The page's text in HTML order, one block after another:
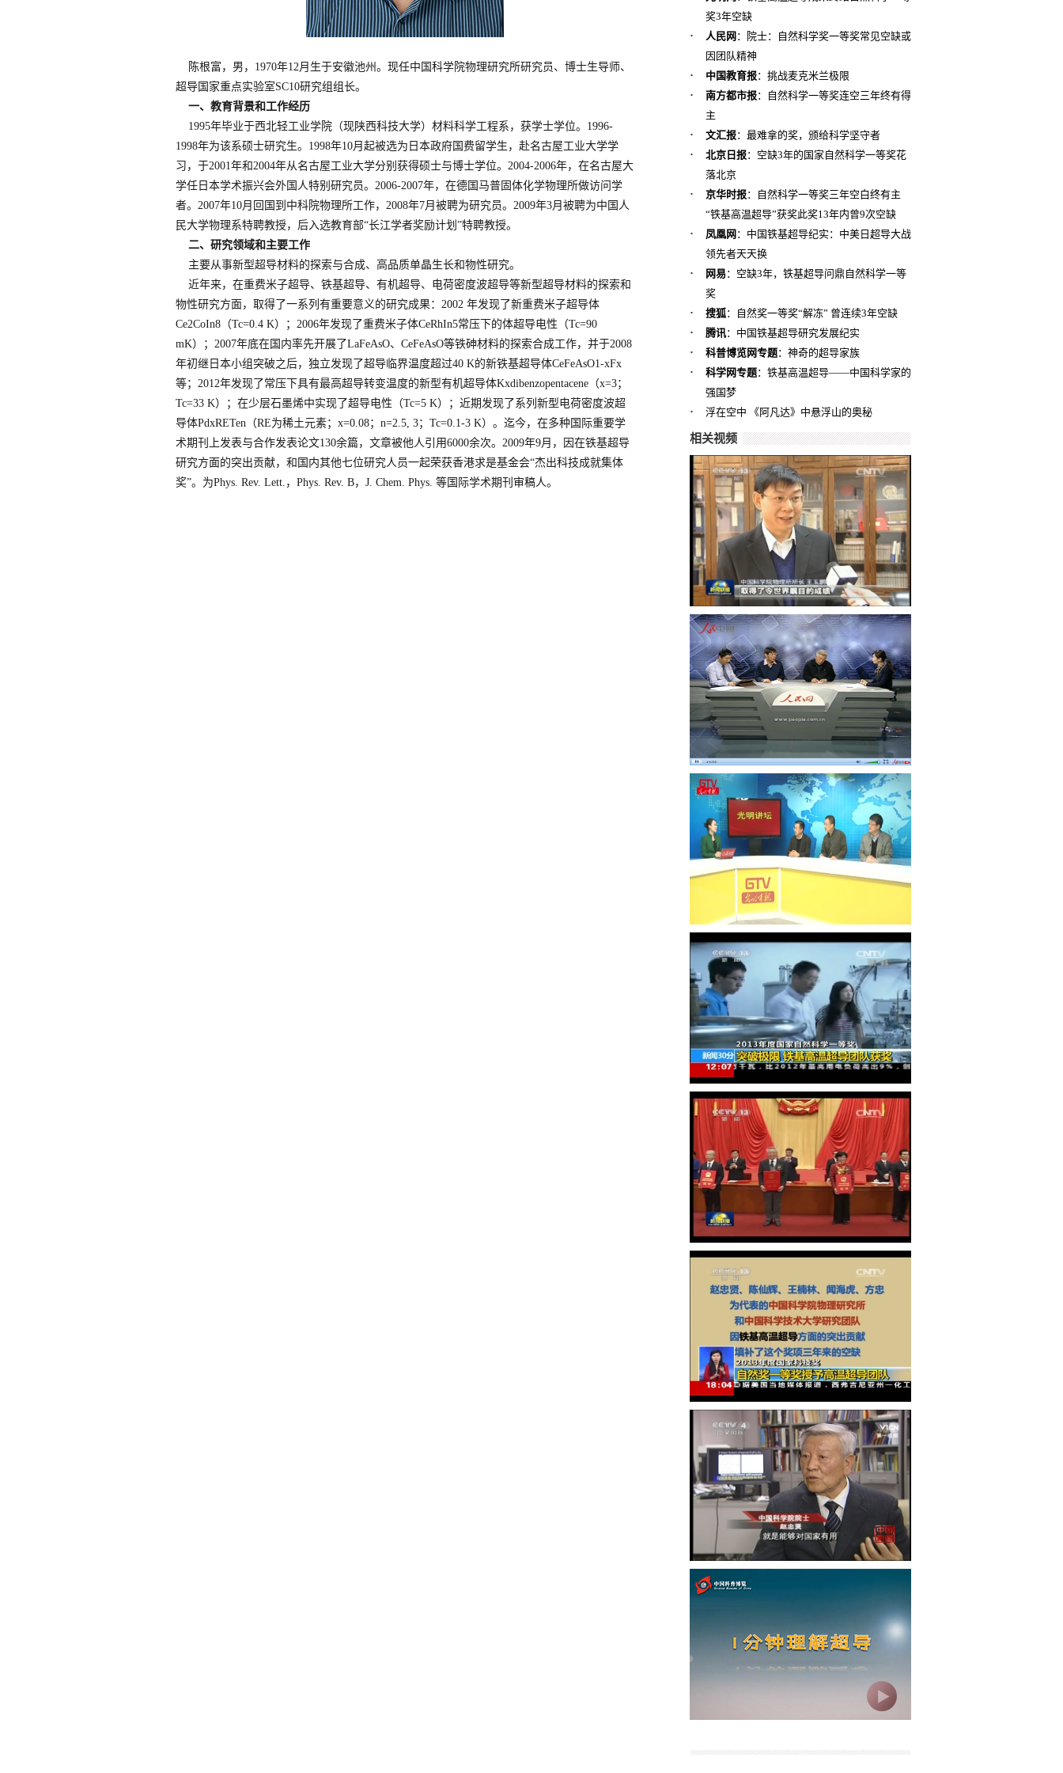
陈根富，男，1970年12月生于安徽池州。现任中国科学院物理研究所研究员、博士生导师、
超导国家重点实验室SC10研究组组长。
一、教育背景和工作经历
1995年毕业于西北轻工业学院（现陕西科技大学）材料科学工程系，获学士学位。1996-
1998年为该系硕士研究生。1998年10月起被选为日本政府国费留学生，赴名古屋工业大学学
习，于2001年和2004年从名古屋工业大学分别获得硕士与博士学位。2004-2006年，在名古屋大
学任日本学术振兴会外国人特别研究员。2006-2007年，在德国马普固体化学物理所做访问学
者。2007年10月回国到中科院物理所工作，2008年7月被聘为研究员。2009年3月被聘为中国人
民大学物理系特聘教授，后入选教育部“长江学者奖励计划”特聘教授。
二、研究领域和主要工作
主要从事新型超导材料的探索与合成、高品质单晶生长和物性研究。
近年来，在重费米子超导、铁基超导、有机超导、电荷密度波超导等新型超导材料的探索和
物性研究方面，取得了一系列有重要意义的研究成果：2002 年发现了新重费米子超导体
Ce2CoIn8（Tc=0.4 K）；2006年发现了重费米子体CeRhIn5常压下的体超导电性（Tc=90
mK）；2007年底在国内率先开展了LaFeAsO、CeFeAsO等铁砷材料的探索合成工作，并于2008
年初继日本小组突破之后，独立发现了超导临界温度超过40 K的新铁基超导体CeFeAsO1-xFx
等；2012年发现了常压下具有最高超导转变温度的新型有机超导体Kxdibenzopentacene（x=3；
Tc=33 K）；在少层石墨烯中实现了超导电性（Tc=5 K）；近期发现了系列新型电荷密度波超
导体PdxRETen（RE为稀土元素；x=0.08；n=2.5, 3；Tc=0.1-3 K）。迄今，在多种国际重要学
术期刊上发表与合作发表论文130余篇，文章被他人引用6000余次。2009年9月，因在铁基超导
研究方面的突出贡献，和国内其他七位研究人员一起荣获香港求是基金会“杰出科技成就集体
奖”。为Phys. Rev. Lett.，Phys. Rev. B，J. Chem. Phys. 等国际学术期刊审稿人。
奖3年空缺
· 人民网 ：院士：自然科学奖一等奖常见空缺或
因团队精神
· 中国教育报：挑战麦克米兰极限
· 南方都市报：自然科学一等奖连空三年终有得
主
· 文汇报：最难拿的奖，颁给科学坚守者
· 北京日报：空缺3年的国家自然科学一等奖花
落北京
· 京华时报：自然科学一等奖三年空白终有主
“铁基高温超导”获奖此奖13年内曾9次空缺
· 凤凰网 ：中国铁基超导纪实：中美日超导大战
领先者天天换
· 网易：空缺3年，铁基超导问鼎自然科学一等
奖
· 搜狐：自然奖一等奖“解冻” 曾连续3年空缺
· 腾讯：中国铁基超导研究发展纪实
· 科普博览网专题：神奇的超导家族
· 科学网专题：铁基高温超导——中国科学家的
强国梦
· 浮在空中 《阿凡达》中悬浮山的奥秘
相关视频